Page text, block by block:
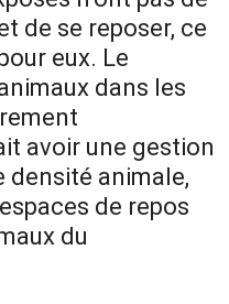
de se reposer, ce
eux. Le
dans les
avoir une gestion
densité animale,
de repos
du